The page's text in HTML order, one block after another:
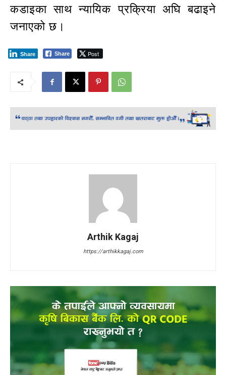
कडाइका साथ न्यायिक प्रक्रिया अघि बढाइने
जनाएको छ।
Share Post
Share
Arthik Kagaj
https://arthikkagaj.com